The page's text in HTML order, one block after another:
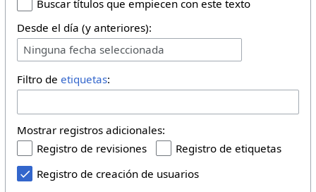
Buscar títulos que empiecen con este texto
Desde el día (y anteriores):
Ninguna fecha seleccionada
Filtro de etiquetas:
Mostrar registros adicionales:
Registro de revisiones
Registro de etiquetas
Registro de creación de usuarios